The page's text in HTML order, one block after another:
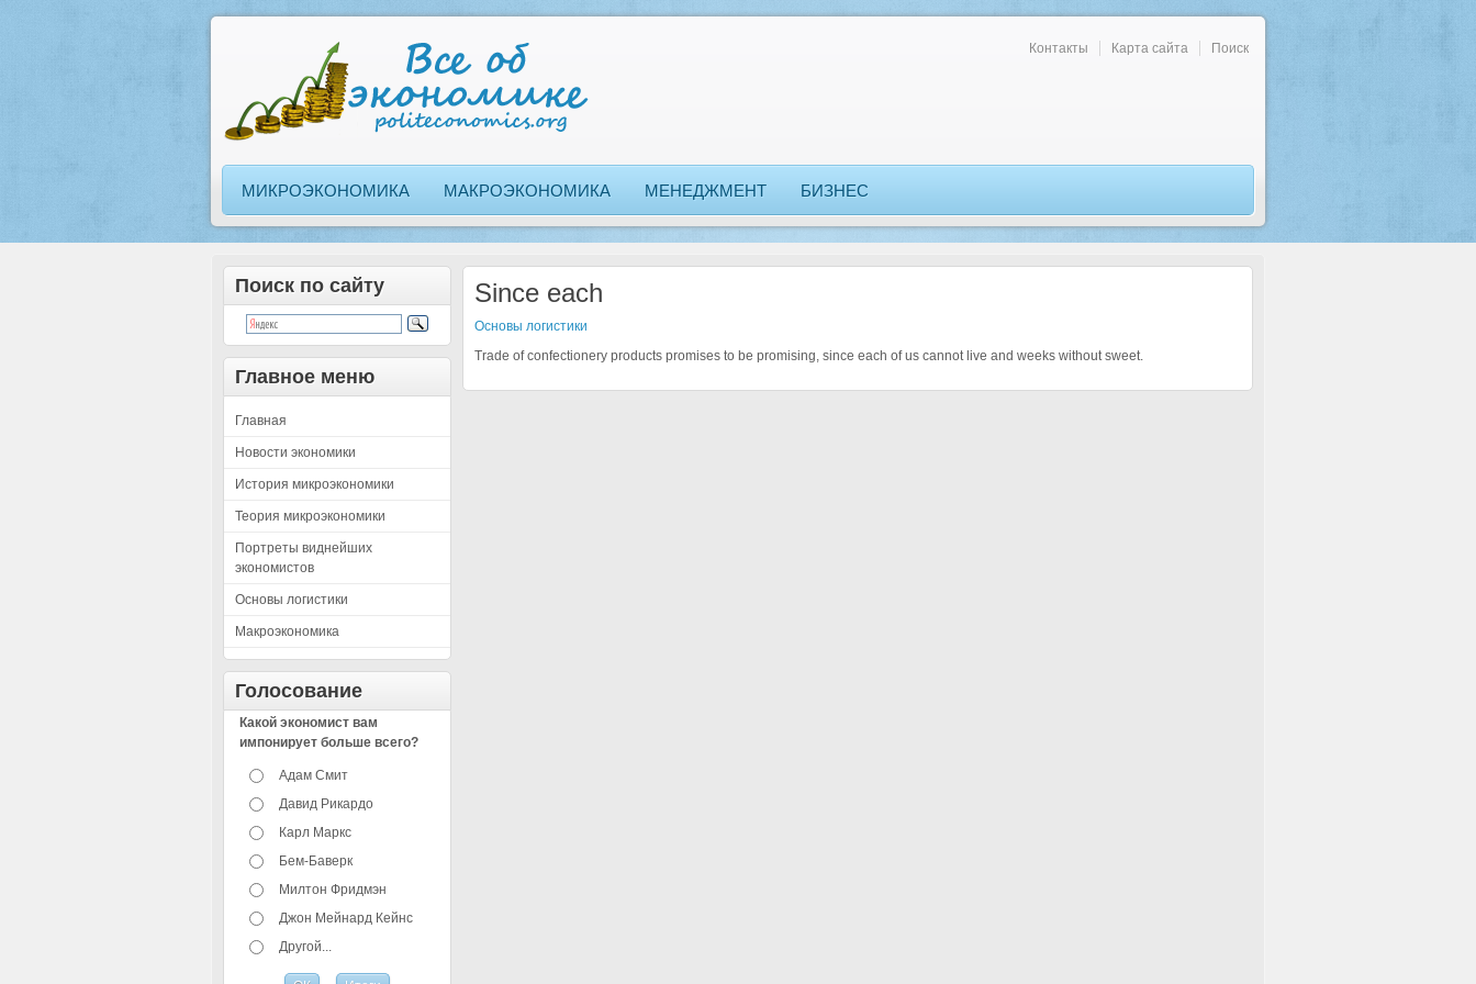
Контакты Карта сайта Поиск
МИКРОЭКОНОМИКА МАКРОЭКОНОМИКА МЕНЕДЖМЕНТ БИЗНЕС
Поиск по сайту
Главное меню
Главная
Новости экономики
История микроэкономики
Теория микроэкономики
Портреты виднейших
экономистов
Основы логистики
Макроэкономика
Голосование
Какой экономист вам
импонирует больше всего?
Адам Смит
Давид Рикардо
Карл Маркс
Бем-Баверк
Милтон Фридмэн
Джон Мейнард Кейнс
Другой...
Since each
Основы логистики
Trade of confectionery products promises to be promising, since each of us cannot live and weeks without sweet.